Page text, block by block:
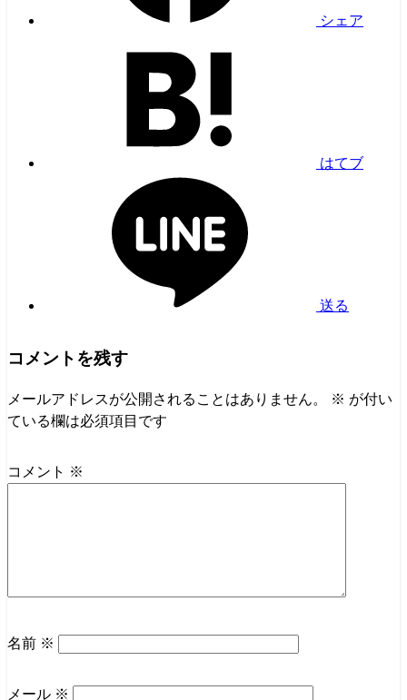
シェア
はてブ
送る
コメントを残す
メールアドレスが公開されることはありません。 ※ が付い
ている欄は必須項目です
コメント ※
名前 ※
メール ※